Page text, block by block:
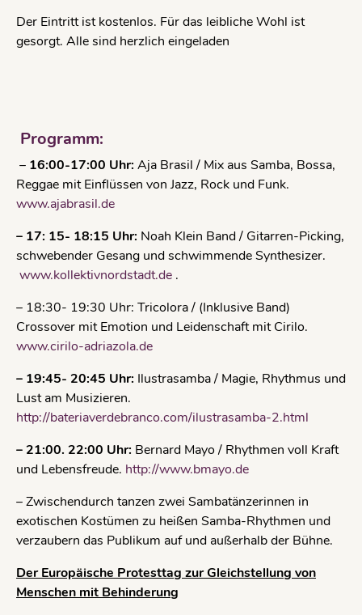
Der Eintritt ist kostenlos. Für das leibliche Wohl ist
gesorgt. Alle sind herzlich eingeladen
Programm:
– 16:00-17:00 Uhr: Aja Brasil / Mix aus Samba, Bossa,
Reggae mit Einflüssen von Jazz, Rock und Funk.
www.ajabrasil.de
– 17: 15- 18:15 Uhr: Noah Klein Band / Gitarren-Picking,
schwebender Gesang und schwimmende Synthesizer.
www.kollektivnordstadt.de .
– 18:30- 19:30 Uhr: Tricolora / (Inklusive Band)
Crossover mit Emotion und Leidenschaft mit Cirilo.
www.cirilo-adriazola.de
– 19:45- 20:45 Uhr: Ilustrasamba / Magie, Rhythmus und
Lust am Musizieren.
http://bateriaverdebranco.com/ilustrasamba-2.html
– 21:00. 22:00 Uhr: Bernard Mayo / Rhythmen voll Kraft
und Lebensfreude. http://www.bmayo.de
– Zwischendurch tanzen zwei Sambatänzerinnen in
exotischen Kostümen zu heißen Samba-Rhythmen und
verzaubern das Publikum auf und außerhalb der Bühne.
Der Europäische Protesttag zur Gleichstellung von
Menschen mit Behinderung